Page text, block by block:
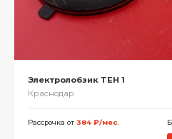
Электролобзик TEH 1
Краснодар
Рассрочка от 384 ₽/мес.